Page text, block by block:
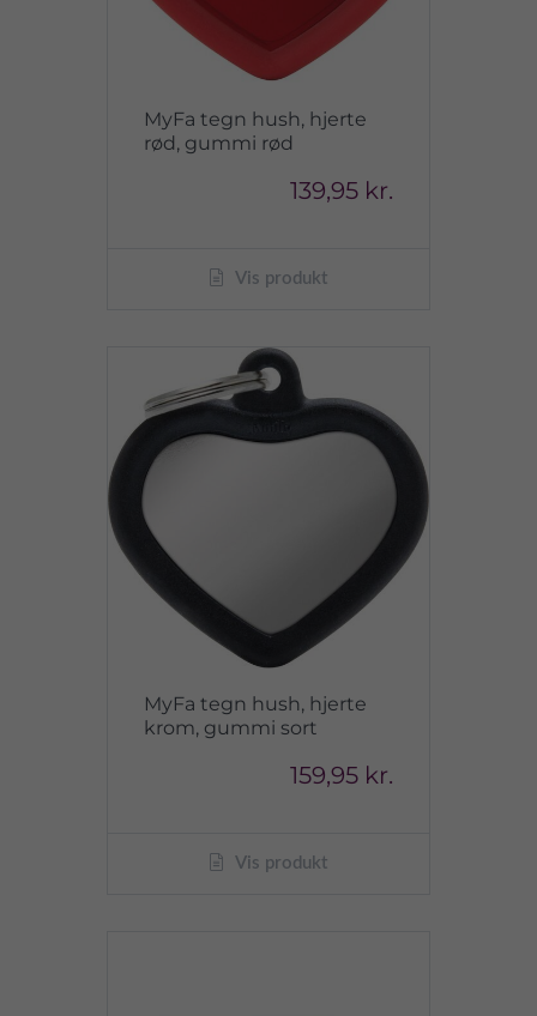
MyFa tegn hush, hjerte
rød, gummi rød
139,95 kr.
Vis produkt
MyFa tegn hush, hjerte
krom, gummi sort
159,95 kr.
Vis produkt